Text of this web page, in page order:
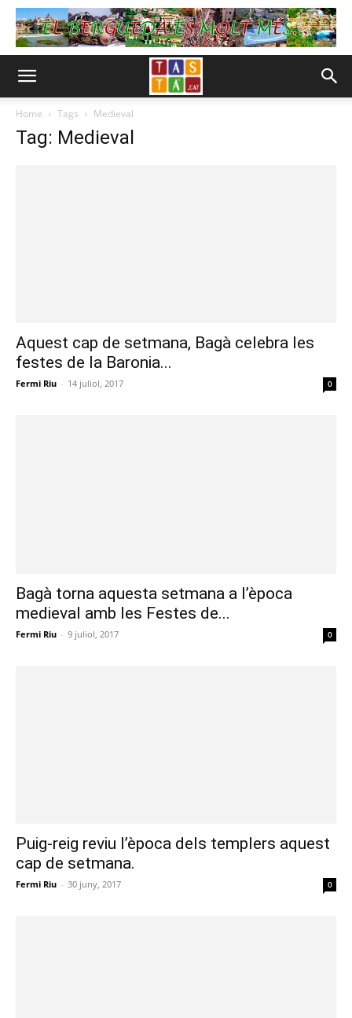
Home Tags Medieval
Tag: Medieval
Aquest cap de setmana, Bagà celebra les
festes de la Baronia...
Fermi Riu - 14 juliol, 2017 0
Bagà torna aquesta setmana a l’època
medieval amb les Festes de...
Fermi Riu - 9 juliol, 2017 0
Puig-reig reviu l’època dels templers aquest
cap de setmana.
Fermi Riu - 30 juny, 2017 0